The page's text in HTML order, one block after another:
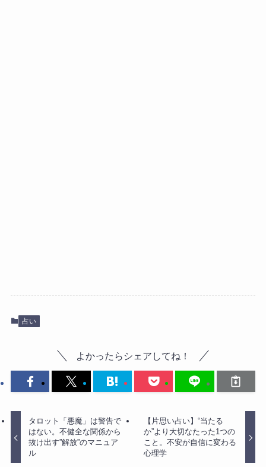
占い
よかったらシェアしてね！
タロット「悪魔」は警告で
はない。不健全な関係から
抜け出す”解放”のマニュア
ル
【片思い占い】“当たる
か”より大切なたった1つの
こと。不安が自信に変わる
心理学